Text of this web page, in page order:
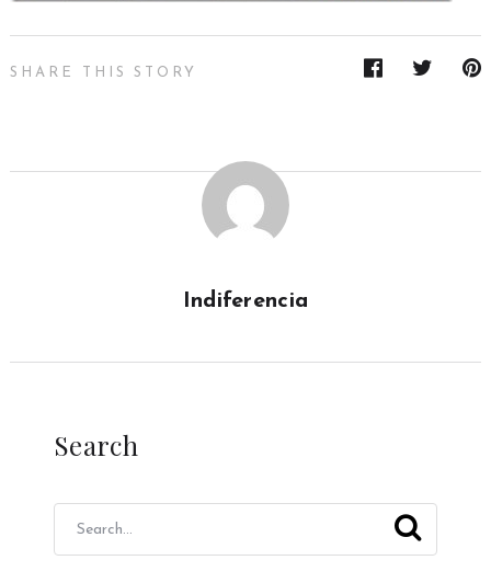
SHARE THIS STORY
Indiferencia
Search